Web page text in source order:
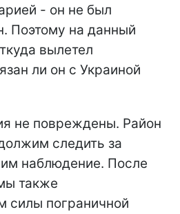
- он не был
Поэтому на данный
вылетел
ли он с Украиной
не повреждены. Район
следить за
наблюдение. После
также
силы пограничной